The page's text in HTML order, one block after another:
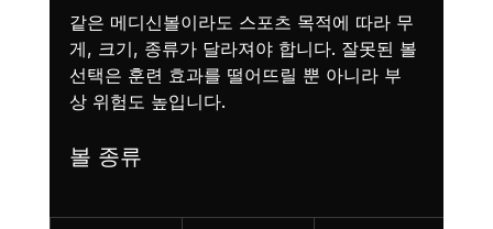
같은 메디신볼이라도 스포츠 목적에 따라 무
게, 크기, 종류가 달라져야 합니다. 잘못된 볼
선택은 훈련 효과를 떨어뜨릴 뿐 아니라 부
상 위험도 높입니다.
볼 종류